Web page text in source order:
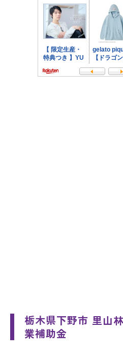
栃木県下野市 里山
業補助金